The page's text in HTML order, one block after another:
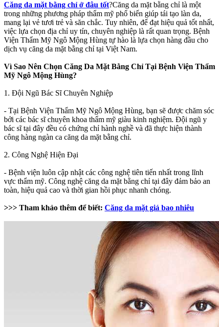
Căng da mặt bằng chỉ ở đâu tốt?Căng da mặt bằng chỉ là một
trong những phương pháp thẩm mỹ phổ biến giúp tái tạo làn da,
mang lại vẻ tươi trẻ và săn chắc. Tuy nhiên, để đạt hiệu quả tốt nhất,
việc lựa chọn địa chỉ uy tín, chuyên nghiệp là rất quan trọng. Bệnh
Viện Thẩm Mỹ Ngô Mộng Hùng tự hào là lựa chọn hàng đầu cho
dịch vụ căng da mặt bằng chỉ tại Việt Nam.
Vì Sao Nên Chọn Căng Da Mặt Bằng Chỉ Tại Bệnh Viện Thẩm
Mỹ Ngô Mộng Hùng?
1. Đội Ngũ Bác Sĩ Chuyên Nghiệp
- Tại Bệnh Viện Thẩm Mỹ Ngô Mộng Hùng, bạn sẽ được chăm sóc
bởi các bác sĩ chuyên khoa thẩm mỹ giàu kinh nghiệm. Đội ngũ y
bác sĩ tại đây đều có chứng chỉ hành nghề và đã thực hiện thành
công hàng ngàn ca căng da mặt bằng chỉ.
2. Công Nghệ Hiện Đại
- Bệnh viện luôn cập nhật các công nghệ tiên tiến nhất trong lĩnh
vực thẩm mỹ. Công nghệ căng da mặt bằng chỉ tại đây đảm bảo an
toàn, hiệu quả cao và thời gian hồi phục nhanh chóng.
>>> Tham khảo thêm để biết: Căng da mặt giá bao nhiêu